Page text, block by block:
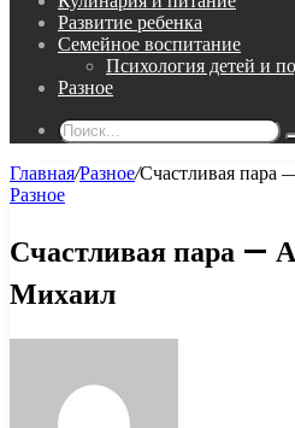
Развитие ребенка
Семейное воспитание
Психология детей и
Разное
Главная/Разное/Счастливая пара
Разное
Счастливая пара —
Михаил